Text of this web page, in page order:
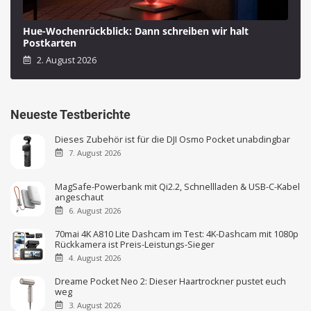
Hue-Wochenrückblick: Dann schreiben wir halt
Postkarten
2. August 2026
Neueste Testberichte
Dieses Zubehör ist für die DJI Osmo Pocket unabdingbar
7. August 2026
MagSafe-Powerbank mit Qi2.2, Schnellladen & USB-C-Kabel
angeschaut
6. August 2026
70mai 4K A810 Lite Dashcam im Test: 4K-Dashcam mit 1080p
Rückkamera ist Preis-Leistungs-Sieger
4. August 2026
Dreame Pocket Neo 2: Dieser Haartrockner pustet euch
weg
3. August 2026